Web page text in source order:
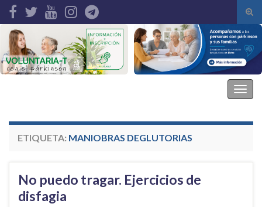
de
Search for:
ETIQUETA: MANIOBRAS DEGLUTORIAS
No puedo tragar. Ejercicios de
disfagia